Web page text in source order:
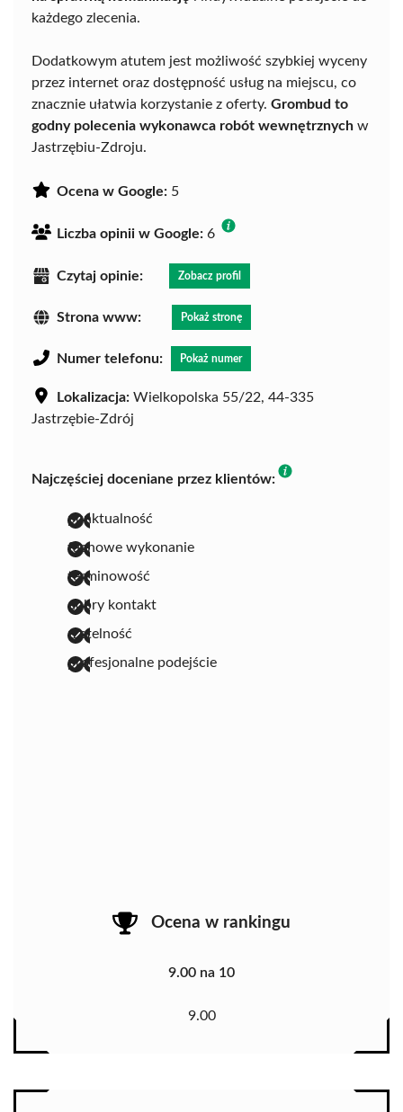
każdego zlecenia.
Dodatkowym atutem jest możliwość szybkiej wyceny
przez internet oraz dostępność usług na miejscu, co
znacznie ułatwia korzystanie z oferty. Grombud to
godny polecenia wykonawca robót wewnętrznych w
Jastrzębiu-Zdroju.
Ocena w Google: 5
Liczba opinii w Google: 6
Czytaj opinie: Zobacz profil
Strona www: Pokaż stronę
Numer telefonu: Pokaż numer
Lokalizacja: Wielkopolska 55/22, 44-335
Jastrzębie-Zdrój
Najczęściej doceniane przez klientów:
punktualność
fachowe wykonanie
terminowość
dobry kontakt
rzetelność
profesjonalne podejście
Ocena w rankingu
9.00 na 10
9.00